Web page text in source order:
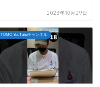
2023年10月29日
TOMO YouTubeチャンネル